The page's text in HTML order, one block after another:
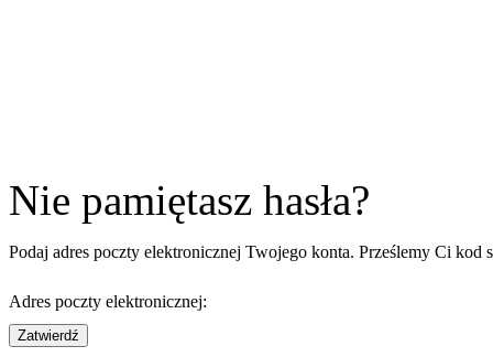
Nie pamiętasz hasła?
Podaj adres poczty elektronicznej Twojego konta. Prześlemy Ci
Adres poczty elektronicznej:
Zatwierdź